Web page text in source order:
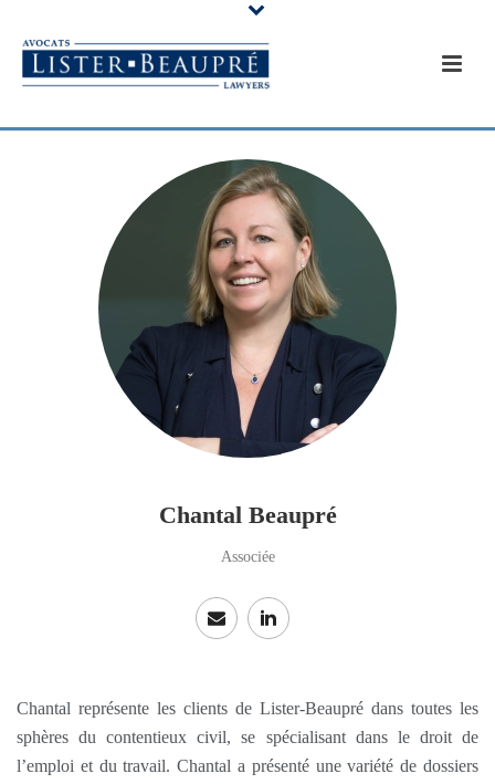
Chantal Beaupré
Associée
Chantal représente les clients de Lister-Beaupré dans toutes les
sphères du contentieux civil, se spécialisant dans le droit de
l’emploi et du travail. Chantal a présenté une variété de dossiers